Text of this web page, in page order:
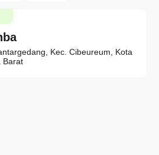
Kec. Cibeureum, Kota
Barat